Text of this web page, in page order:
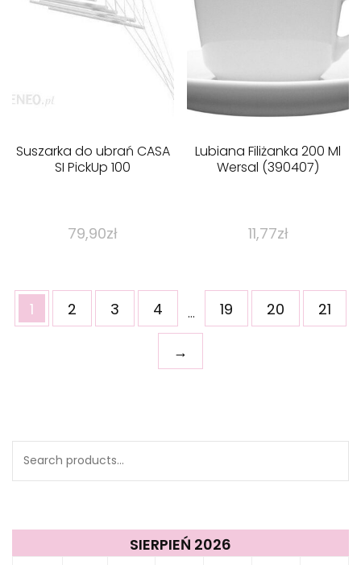
Suszarka do ubrań CASA
SI PickUp 100
79,90zł
Lubiana Filiżanka 200 Ml
Wersal (390407)
11,77zł
1 2 3 4 … 19 20 21
→
Search
SIERPIEŃ 2026